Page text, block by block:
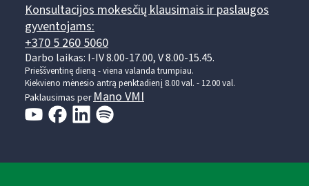
Konsultacijos mokesčių klausimais ir paslaugos
gyventojams:
+370 5 260 5060
Darbo laikas: I-IV 8.00-17.00, V 8.00-15.45.
Prieššventinę dieną - viena valanda trumpiau.
Kiekvieno mėnesio antrą penktadienį 8.00 val. - 12.00 val.
Paklausimas per Mano VMI